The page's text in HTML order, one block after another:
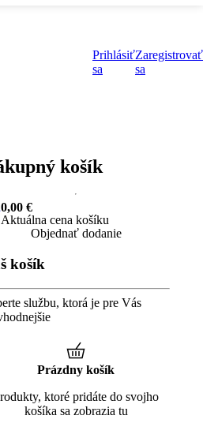
Prihlásiť
sa
Zaregistrovať
sa
košík
0,00 €Aktuálna cena košíku
0,00 €
Aktuálna cena košíku
Objednať dodanie
košík
službu, ktorá je pre Vás
Prázdny košík
ktoré pridáte do svojho
košíka sa zobrazia tu